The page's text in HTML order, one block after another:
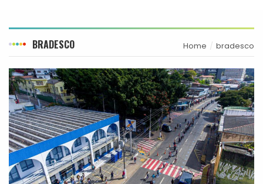
BRADESCO Home bradesco